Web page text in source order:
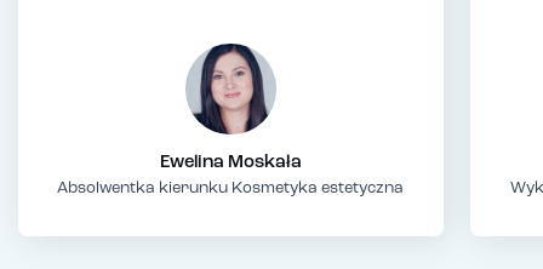
Ewelina Moskała
Absolwentka kierunku Kosmetyka estetyczna